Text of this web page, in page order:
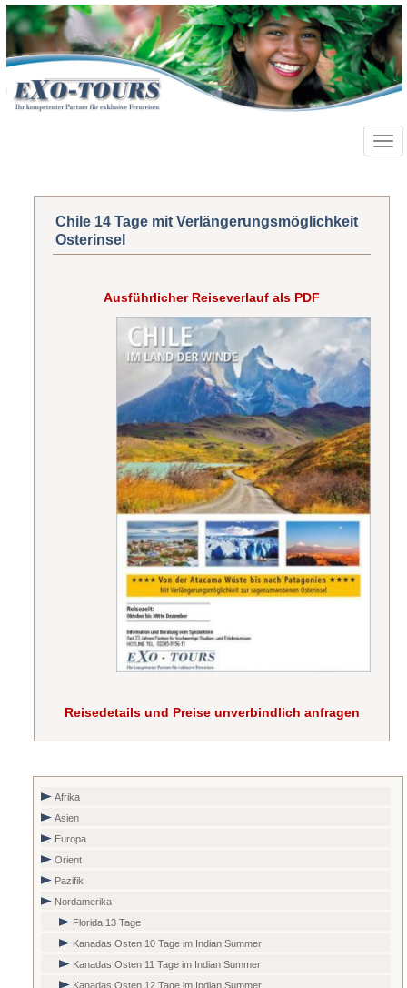
Chile 14 Tage mit Verlängerungsmöglichkeit
Osterinsel
Ausführlicher Reiseverlauf als PDF
Reisedetails und Preise unverbindlich anfragen
Afrika
Asien
Europa
Orient
Pazifik
Nordamerika
Florida 13 Tage
Kanadas Osten 10 Tage im Indian Summer
Kanadas Osten 11 Tage im Indian Summer
Kanadas Osten 12 Tage im Indian Summer